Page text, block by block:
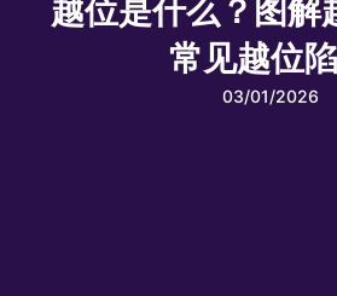
越位是什么？图解
常见越位
03/01/2026